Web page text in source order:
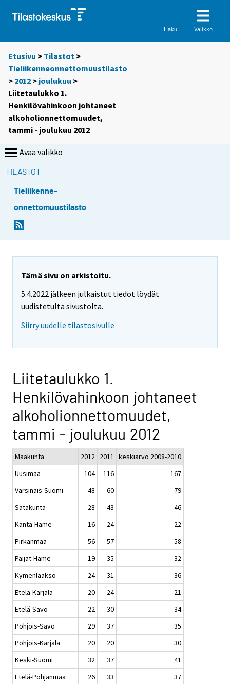
Haku Valikko
Etusivu > Tilastot >
Tieliikenneonnettomuustilasto
> 2012 > joulukuu >
Liitetaulukko 1.
Henkilövahinkoon johtaneet
alkoholionnettomuudet,
tammi - joulukuu 2012
Avaa valikko
TILASTOT
Tieliikenne-
onnettomuustilasto
Tämä sivu on arkistoitu.
5.4.2022 jälkeen julkaistut tiedot löydät
uudistetulta sivustolta.
Siirry uudelle tilastosivulle
Liitetaulukko 1.
Henkilövahinkoon johtaneet
alkoholionnettomuudet,
tammi - joulukuu 2012
Maakunta 2012 2011 keskiarvo 2008-2010
Uusimaa
104 116
167
Varsinais-Suomi
48 60
79
Satakunta
28 43
46
Kanta-Häme
16 24
22
Pirkanmaa
56 57
58
Päijät-Häme
19 35
32
Kymenlaakso
24 31
36
Etelä-Karjala
20 24
21
Etelä-Savo
22 30
34
Pohjois-Savo
29 37
35
Pohjois-Karjala
20 20
30
Keski-Suomi
32 37
41
Etelä-Pohjanmaa
26 33
37